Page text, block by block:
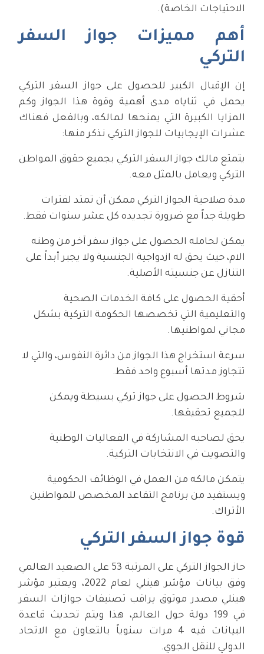
الاحتياجات الخاصة).
أهم مميزات جواز السفر
التركي
إن الإقبال الكبير للحصول على جواز السفر التركي
يحمل في ثناياه مدى أهمية وقوة هذا الجواز وكم
المزايا الكبيرة التي يمنحها لمالكه، وبالفعل فهناك
عشرات الإيجابيات للجواز التركي نذكر منها:
يتمتع مالك جواز السفر التركي بجميع حقوق المواطن
التركي ويعامل بالمثل معه.
مدة صلاحية الجواز التركي ممكن أن تمتد لفترات
طويلة جداً مع ضرورة تجديده كل عشر سنوات فقط.
يمكن لحامله الحصول على جواز سفر آخر من وطنه
الام، حيث يحق له ازدواجية الجنسية ولا يجبر أبداً على
التنازل عن جنسيته الأصلية.
أحقية الحصول على كافة الخدمات الصحية
والتعليمية التي تخصصها الحكومة التركية بشكل
مجاني لمواطنيها.
سرعة استخراج هذا الجواز من دائرة النفوس، والتي لا
تتجاوز مدتها أسبوع واحد فقط.
شروط الحصول على جواز تركي بسيطة ويمكن
للجميع تحقيقها.
يحق لصاحبه المشاركة في الفعاليات الوطنية
والتصويت في الانتخابات التركية.
يتمكن مالكه من العمل في الوظائف الحكومية
ويستفيد من برنامج التقاعد المخصص للمواطنين
الأتراك.
قوة جواز السفر التركي
حاز الجواز التركي على المرتبة 53 على الصعيد العالمي
وفق بيانات مؤشر هينلي لعام 2022، ويعتبر مؤشر
هينلي مصدر موثوق يراقب تصنيفات جوازات السفر
في 199 دولة حول العالم، هذا ويتم تحديث قاعدة
البيانات فيه 4 مرات سنوياً بالتعاون مع الاتحاد
الدولي للنقل الجوي.